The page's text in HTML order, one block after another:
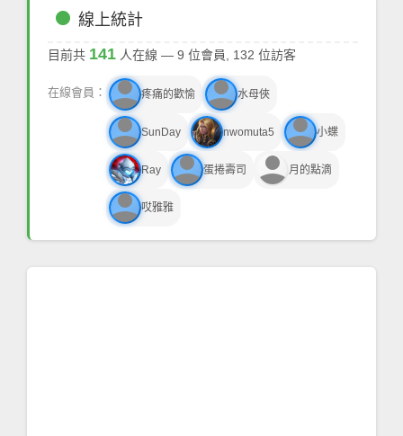
fiber_manual_record 線上統計
目前共 141 人在線 — 9 位會員, 132 位訪客
在線會員： person疼痛的歡愉 person水母俠
personSunDay nwomuta5 person小蝶
Ray person蛋捲壽司 person月的點滴
person哎雅雅